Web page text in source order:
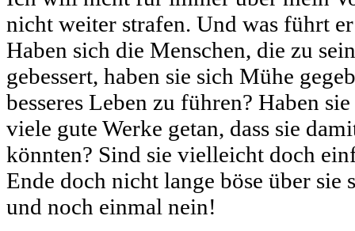
nicht weiter strafen. Und was führt
Haben sich die Menschen, die zu
gebessert, haben sie sich Mühe
besseres Leben zu führen? Haben
viele gute Werke getan, dass sie
könnten? Sind sie vielleicht doch
Ende doch nicht lange böse über sie
und noch einmal nein!